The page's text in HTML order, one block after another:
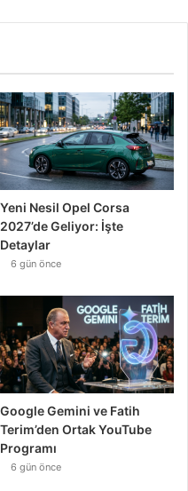
Yeni Nesil Opel Corsa
2027’de Geliyor: İşte
Detaylar
6 gün önce
Google Gemini ve Fatih
Terim’den Ortak YouTube
Programı
6 gün önce